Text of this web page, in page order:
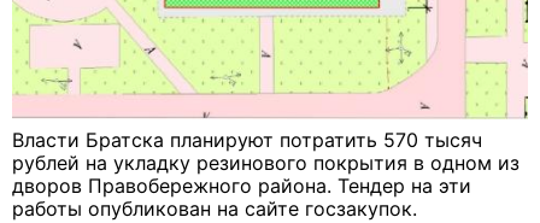
Власти Братска планируют потратить 570 тысяч
рублей на укладку резинового покрытия в одном из
дворов Правобережного района. Тендер на эти
работы опубликован на сайте госзакупок.